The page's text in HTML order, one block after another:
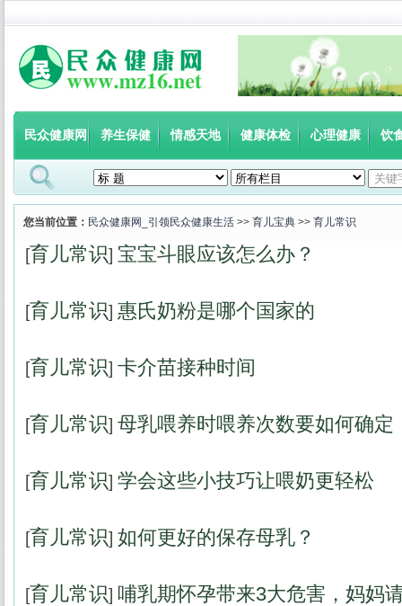
民众健康网 养生保健 情感天地 健康体检 心理健康 饮
您当前位置： 民众健康网_引领民众健康生活 >> 育儿宝典 >> 育儿常识
[育儿常识] 宝宝斗眼应该怎么办？
[育儿常识] 惠氏奶粉是哪个国家的
[育儿常识] 卡介苗接种时间
[育儿常识] 母乳喂养时喂养次数要如何确定
[育儿常识] 学会这些小技巧让喂奶更轻松
[育儿常识] 如何更好的保存母乳？
[育儿常识] 哺乳期怀孕带来3大危害，妈妈